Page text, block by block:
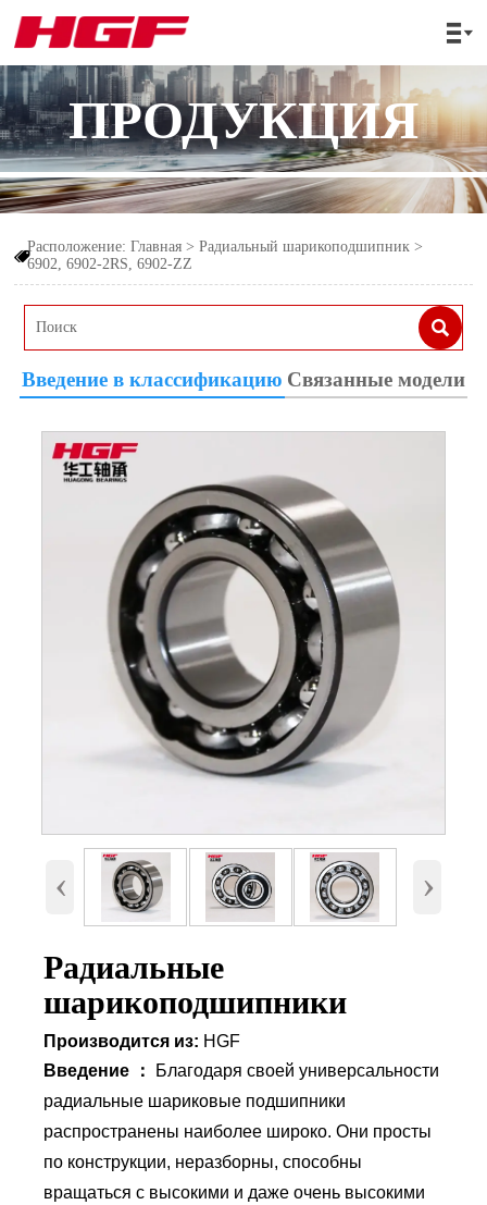

ПРОДУКЦИЯ

Расположение:Главная >Радиальный шарикоподшипник >
6902, 6902-2RS, 6902-ZZ

Введение в классификацию Связанные модели
‹ ›
Радиальные
шарикоподшипники
Производится из: HGF
Введение ：
Благодаря своей универсальности
радиальные шариковые подшипники
распространены наиболее широко. Они просты
по конструкции, неразборны, способны
вращаться с высокими и даже очень высокими
6902, 6902-2RS, 6902-ZZ
Внутренний диаметр
15 мм
Наружный диаметр
28 мм.